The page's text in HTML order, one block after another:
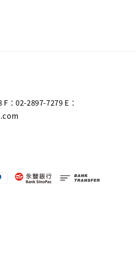
：02-2897-7279 E：